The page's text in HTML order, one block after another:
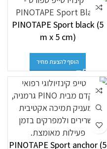
PINOTAPE Sport black (5
m x 5 cm)
הוסף להצעת מחיר
PINOTAPE Sport anchor (5